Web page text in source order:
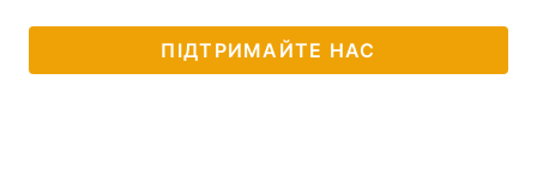
ПІДТРИМАЙТЕ НАС